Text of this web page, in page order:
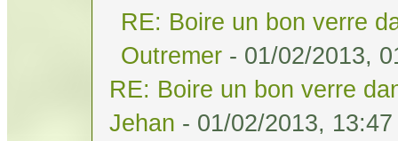
RE: Boire un bon verre
Outremer - 01/02/2013,
RE: Boire un bon verre
Jehan - 01/02/2013, 13:47